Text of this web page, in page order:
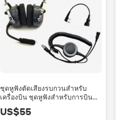
ชุดหูฟังตัดเสียงรบกวนสำหรับ
เครื่องบิน ชุดหูฟังสำหรับการบิน
ทั่วไป
US$55